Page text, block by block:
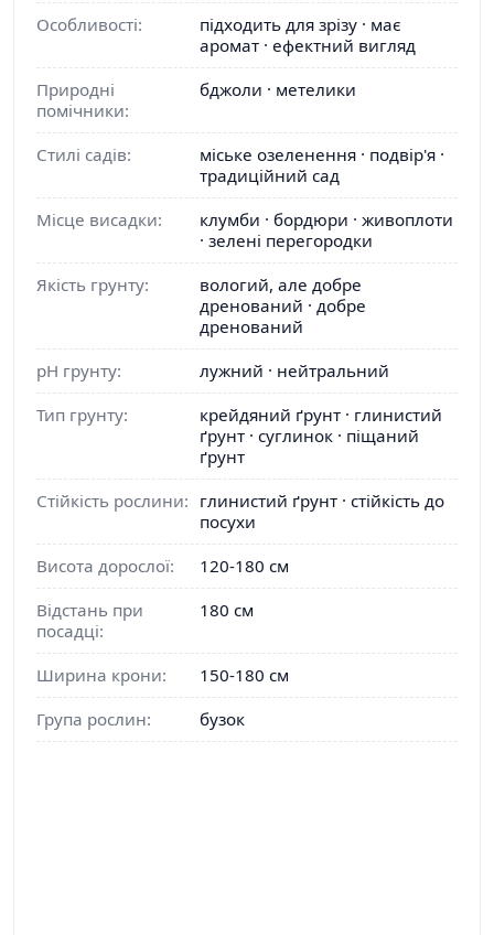
Особливості:
підходить для зрізу · має
аромат · ефектний вигляд
Природні
помічники:
бджоли · метелики
Стилі садів:
міське озеленення · подвір'я ·
традиційний сад
Місце висадки:
клумби · бордюри · живоплоти
· зелені перегородки
Якість грунту:
вологий, але добре
дренований · добре
дренований
pH грунту:
лужний · нейтральний
Тип грунту:
крейдяний ґрунт · глинистий
ґрунт · суглинок · піщаний
ґрунт
Стійкість рослини: глинистий ґрунт · стійкість до
посухи
Висота дорослої:
120-180 см
Відстань при
посадці:
180 см
Ширина крони:
150-180 см
Група рослин:
бузок